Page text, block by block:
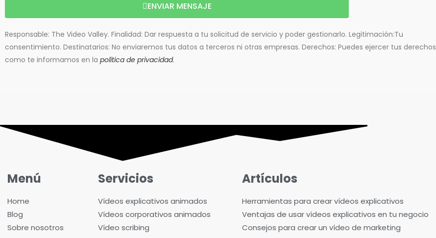
ENVIAR MENSAJE
Responsable: The Video Valley. Finalidad: Dar respuesta a tu solicitud de servicio y poder gestionarlo. Legitimación:Tu
consentimiento. Destinatarios: No enviaremos tus datos a terceros ni otras empresas. Derechos: Puedes ejercer tus derechos
como te informamos en la política de privacidad.
Menú
Home
Blog
Sobre nosotros
Servicios
Vídeos explicativos animados
Vídeos corporativos animados
Vídeo scribing
Artículos
Herramientas para crear vídeos explicativos
Ventajas de usar vídeos explicativos en tu negocio
Consejos para crear un vídeo de marketing